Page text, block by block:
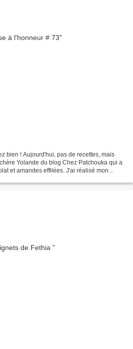
bien ! Aujourd'hui, pas de recettes, mais
Yolande du blog Chez Patchouka qui a
et amandes effilées. J'ai réalisé mon